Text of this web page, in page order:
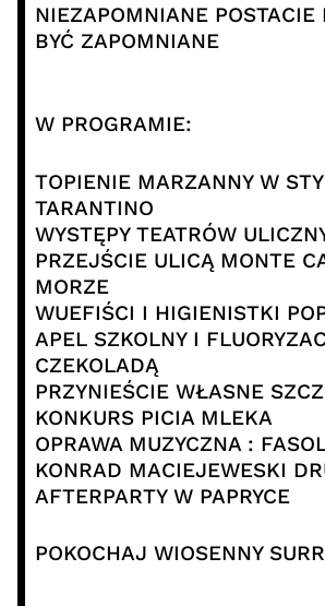
NIEZAPOMNIANE POSTACIE
BYĆ ZAPOMNIANE
W PROGRAMIE:
TOPIENIE MARZANNY W
TARANTINO
WYSTĘPY TEATRÓW
PRZEJŚCIE ULICĄ MONTE
MORZE
WUEFIŚCI I HIGIENISTKI
APEL SZKOLNY I
CZEKOLADĄ
PRZYNIEŚCIE WŁASNE
KONKURS PICIA MLEKA
OPRAWA MUZYCZNA :
KONRAD MACIEJEWESKI
AFTERPARTY W PAPRYCE
POKOCHAJ WIOSENNY